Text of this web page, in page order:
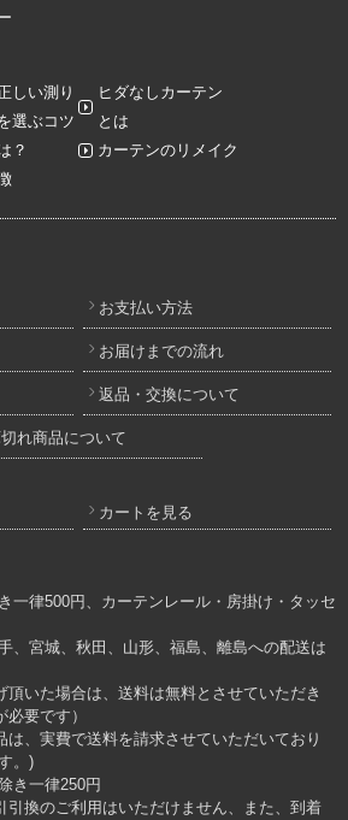
しい測り
選ぶコツ
ヒダなしカーテン
とは
？
カーテンのリメイク
お支払い方法
お届けまでの流れ
返品・交換について
れ商品について
カートを見る
一律500円、カーテンレール・房掛け・タッセ
、宮城、秋田、山形、福島、離島への配送は
いた場合は、送料は無料とさせていただき
要です）
、実費で送料を請求させていただいており
。)
き一律250円
引換のご利用はいただけません、また、到着